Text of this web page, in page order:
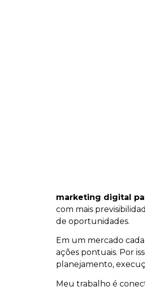
marketing digital
com mais
de oportunidades.
Em um mercado
ações pontuais. Por
planejamento,
Meu trabalho é